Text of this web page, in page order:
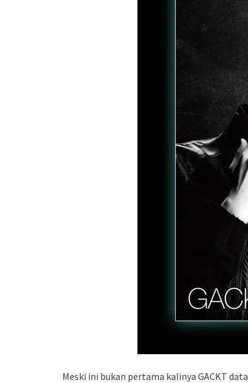
Meski ini bukan pertama kalinya GACKT